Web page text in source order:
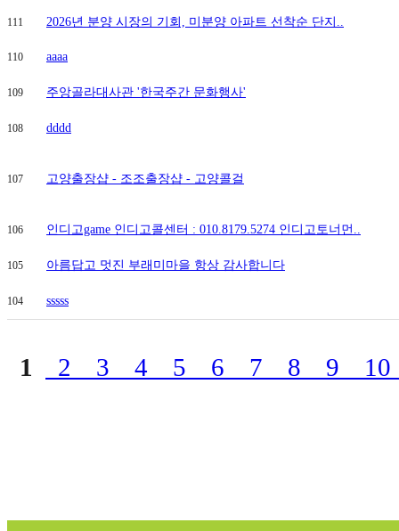
111 2026년 분양 시장의 기회, 미분양 아파트 선착순 단지..
110 aaaa
109 주앙골라대사관 '한국주간 문화행사'
108 dddd
107 고양출장샵 - 조조출장샵 - 고양콜걸
106 인디고game 인디고콜센터 : 010.8179.5274 인디고토너먼..
105 아름답고 멋진 부래미마을 항상 감사합니다
104 sssss
1 2 3 4 5 6 7 8 9